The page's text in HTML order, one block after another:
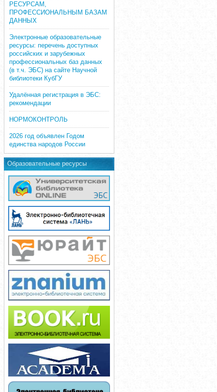
РЕСУРСАМ,
ПРОФЕССИОНАЛЬНЫМ БАЗАМ
ДАННЫХ
Электронные образовательные
ресурсы: перечень доступных
российских и зарубежных
профессиональных баз данных
(в т.ч. ЭБС) на сайте Научной
библиотеки КубГУ
Удалённая регистрация в ЭБС:
рекомендации
НОРМОКОНТРОЛЬ
2026 год объявлен Годом
единства народов России
Образовательные ресурсы